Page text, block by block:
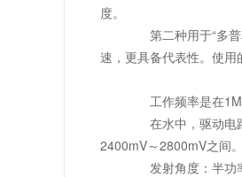
度。
第二种用于“多
速，更具备代表性。使用
工作频率是在
在水中，驱动电
2400mV～2800mV之间。
发射角度：半功